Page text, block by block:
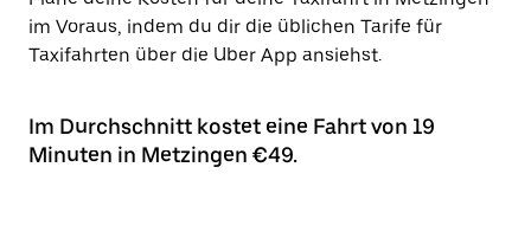
im Voraus, indem du dir die üblichen Tarife für
Taxifahrten über die Uber App ansiehst.
Im Durchschnitt kostet eine Fahrt von 19
Minuten in Metzingen €49.